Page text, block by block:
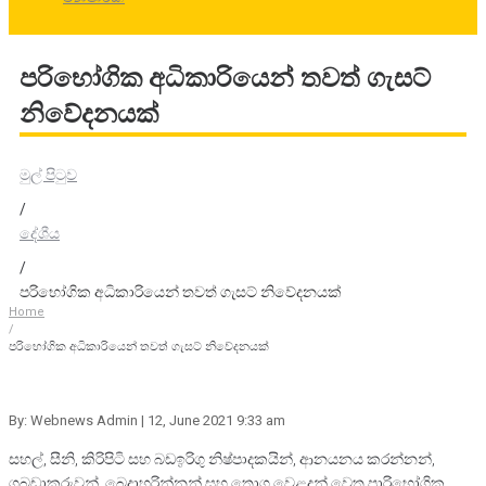
පරිභෝගික අධිකාරියෙන් තවත් ගැසට්
නිවේදනයක්
මුල් පිටුව
/
දේශීය
/
පරිභෝගික අධිකාරියෙන් තවත් ගැසට් නිවේදනයක්
Home
/
පරිභෝගික අධිකාරියෙන් තවත් ගැසට් නිවේදනයක්
By: Webnews Admin | 12, June 2021 9:33 am
සහල්, සීනි, කිරිපිටි සහ බඩඉරිගු නිෂ්පාදකයින්, ආනයනය කරන්නන්,